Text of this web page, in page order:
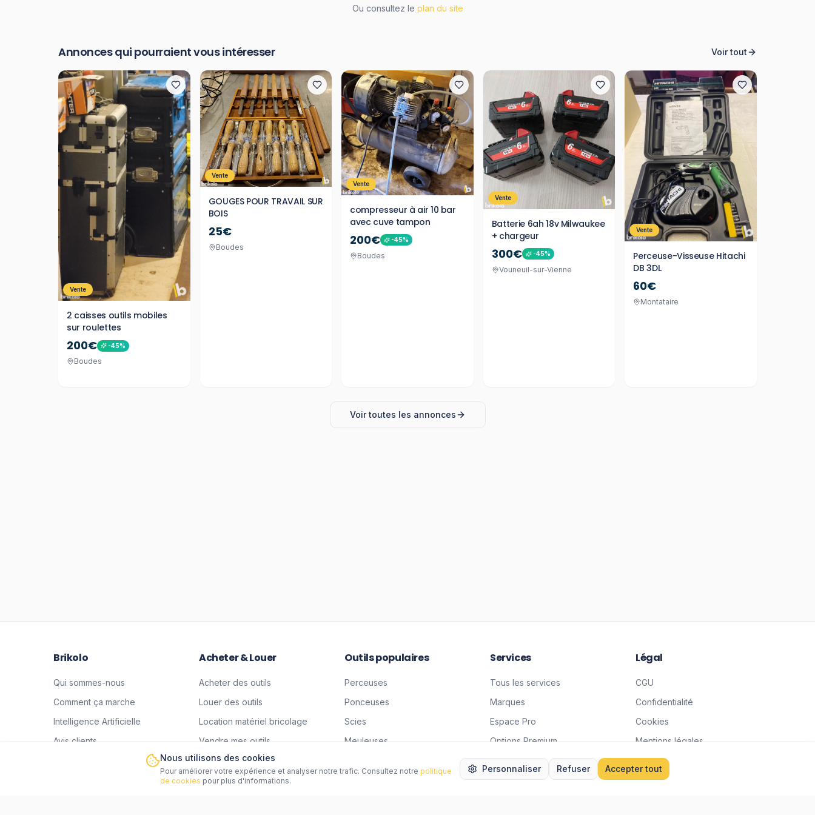
Ou consultez le plan du site
Annonces qui pourraient vous intéresser Voir tout
Vente
2 caisses outils mobiles
sur roulettes
200€ -45%
Boudes
Vente
GOUGES POUR TRAVAIL SUR
BOIS
25€
Boudes
Vente
compresseur à air 10 bar
avec cuve tampon
200€ -45%
Boudes
Vente
Batterie 6ah 18v Milwaukee
+ chargeur
300€ -45%
Vouneuil-sur-Vienne
Vente
Perceuse-Visseuse Hitachi
DB 3DL
60€
Montataire
Voir toutes les annonces
Brikolo
Qui sommes-nous
Comment ça marche
Intelligence Artificielle
Avis clients
Acheter & Louer
Acheter des outils
Louer des outils
Location matériel bricolage
Vendre mes outils
Mettre en location
Site outils occasion
Outils populaires
Perceuses
Ponceuses
Scies
Meuleuses
Services
Tous les services
Marques
Espace Pro
Options Premium
Livraison
Légal
CGU
Confidentialité
Cookies
Mentions légales
Charte Qualité
Données & IA
Nous utilisons des cookies
Pour améliorer votre expérience et analyser notre trafic. Consultez notre politique
de cookies pour plus d'informations.
Personnaliser Refuser Accepter tout